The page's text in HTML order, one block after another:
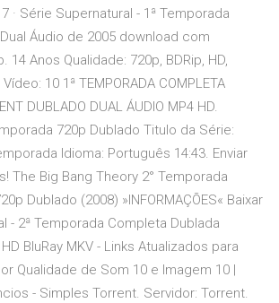
· Série Supernatural - 1ª Temporada
Áudio de 2005 download com
14 Anos Qualidade: 720p, BDRip, HD,
10 1ª TEMPORADA COMPLETA
DUBLADO DUAL ÁUDIO MP4 HD.
720p Dublado Titulo da Série:
Idioma: Português 14:43. Enviar
The Big Bang Theory 2° Temporada
Dublado (2008) »INFORMAÇÕES« Baixar
- 2ª Temporada Completa Dublada
BluRay MKV - Links Atualizados para
Qualidade de Som 10 e Imagem 10 |
- Simples Torrent. Servidor: Torrent.